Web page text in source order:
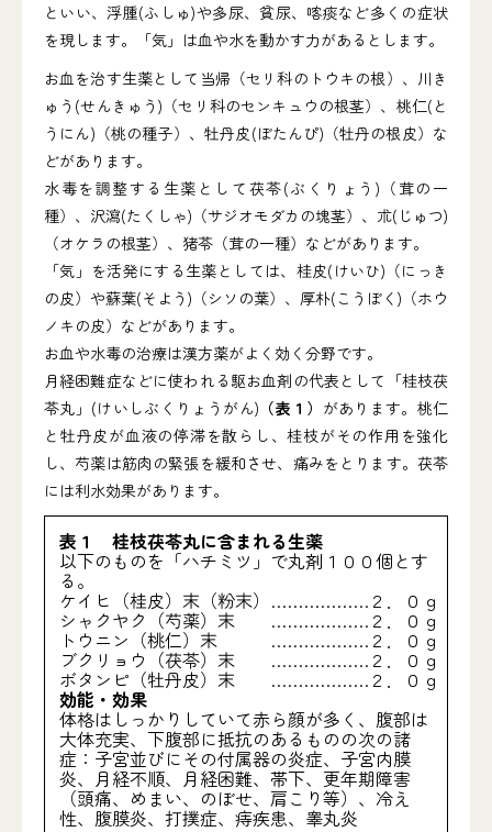
といい、浮腫(ふしゅ)や多尿、貧尿、喀痰など多くの症状
を現します。「気」は血や水を動かす力があるとします。
お血を治す生薬として当帰（セリ科のトウキの根）、川き
ゅう(せんきゅう)（セリ科のセンキュウの根茎）、桃仁(と
うにん)（桃の種子）、牡丹皮(ぼたんぴ)（牡丹の根皮）な
どがあります。
水毒を調整する生薬として茯苓(ぶくりょう)（茸の一
種）、沢瀉(たくしゃ)（サジオモダカの塊茎）、朮(じゅつ)
（オケラの根茎）、猪苓（茸の一種）などがあります。
「気」を活発にする生薬としては、桂皮(けいひ)（にっき
の皮）や蘇葉(そよう)（シソの葉）、厚朴(こうぼく)（ホウ
ノキの皮）などがあります。
お血や水毒の治療は漢方薬がよく効く分野です。
月経困難症などに使われる駆お血剤の代表として「桂枝茯
苓丸」(けいしぶくりょうがん) （表１） があります。桃仁
と牡丹皮が血液の停滞を散らし、桂枝がその作用を強化
し、芍薬は筋肉の緊張を緩和させ、痛みをとります。茯苓
には利水効果があります。
表１ 桂枝茯苓丸に含まれる生薬
以下のものを「ハチミツ」で丸剤１００個とす
る。
ケイヒ（桂皮）末（粉末） ………………２．０ｇ
シャクヤク（芍薬）末 ………………２．０ｇ
トウニン（桃仁）末 ………………２．０ｇ
ブクリョウ（茯苓）末 ………………２．０ｇ
ボタンピ（牡丹皮）末 ………………２．０ｇ
効能・効果
体格はしっかりしていて赤ら顔が多く、腹部は
大体充実、下腹部に抵抗のあるものの次の諸
症：子宮並びにその付属器の炎症、子宮内膜
炎、月経不順、月経困難、帯下、更年期障害
（頭痛、めまい、のぼせ、肩こり等）、冷え
性、腹膜炎、打撲症、痔疾患、睾丸炎